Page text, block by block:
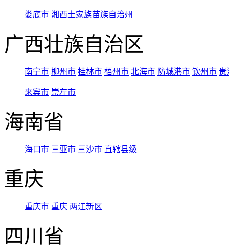
娄底市 湘西土家族苗族自治州
广西壮族自治区
南宁市 柳州市 桂林市 梧州市 北海市 防城港市 钦州市 贵
来宾市 崇左市
海南省
海口市 三亚市 三沙市 直辖县级
重庆
重庆市 重庆 两江新区
四川省